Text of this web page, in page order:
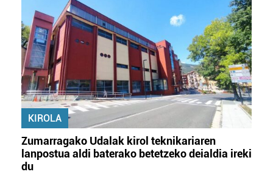
KIROLA
Zumarragako Udalak kirol teknikariaren
lanpostua aldi baterako betetzeko deialdia ireki
du